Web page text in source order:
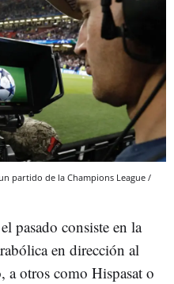
partido de la Champions League /
pasado consiste en la
en dirección al
a otros como Hispasat o